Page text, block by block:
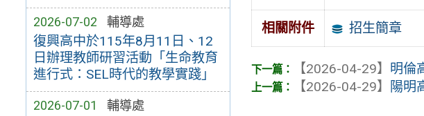
2026-07-02 輔導處
復興高中於115年8月11日、12
日辦理教師研習活動「生命教育
進行式：SEL時代的教學實踐」
2026-07-01 輔導處
相關附件 招生簡章
【2026-04-29】 明倫
【2026-04-29】
陽明